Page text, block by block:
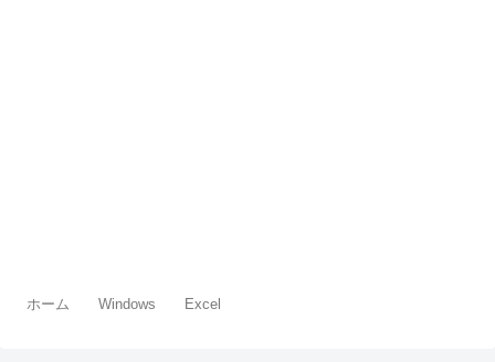
ホーム Windows Excel